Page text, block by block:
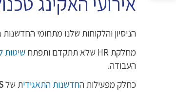
הניסיון והלקוחות שלנו מתחומי
מחלקת HR שלא תתקדם ותפתח
שיטות
העבודה.
כחלק מפעילות החדשנות התאגידית של